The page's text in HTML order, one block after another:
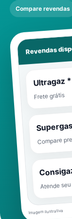
Compare revendas
Revendas
Ultragaz
Frete grátis
Compare
Atende
Imagem ilustrativa